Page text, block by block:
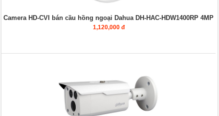
Camera HD-CVI bán cầu hồng ngoại Dahua DH-HAC-HDW1400RP 4MP
1,120,000 đ